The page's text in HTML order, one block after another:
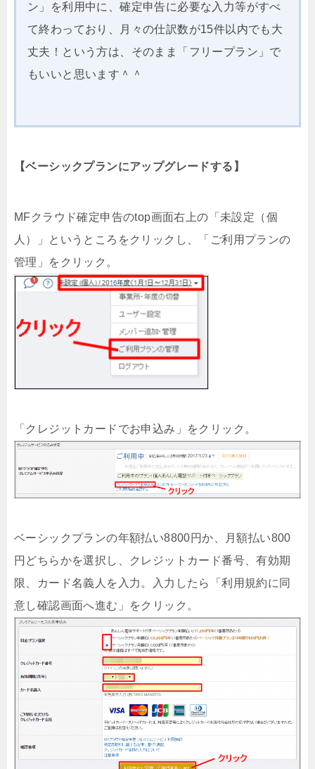
ン」を利用中に、確定申告に必要な入力等がすべ
て終わっており、月々の仕訳数が15件以内でも大
丈夫！という方は、そのまま「フリープラン」で
もいいと思います＾＾
【ベーシックプランにアップグレードする】
MFクラウド確定申告のtop画面右上の「未設定（個
人）」というところをクリックし、「ご利用プランの
管理」をクリック。
「クレジットカードでお申込み」をクリック。
ベーシックプランの年額払い8800円か、月額払い800
円どちらかを選択し、クレジットカード番号、有効期
限、カード名義人を入力。入力したら「利用規約に同
意し確認画面へ進む」をクリック。